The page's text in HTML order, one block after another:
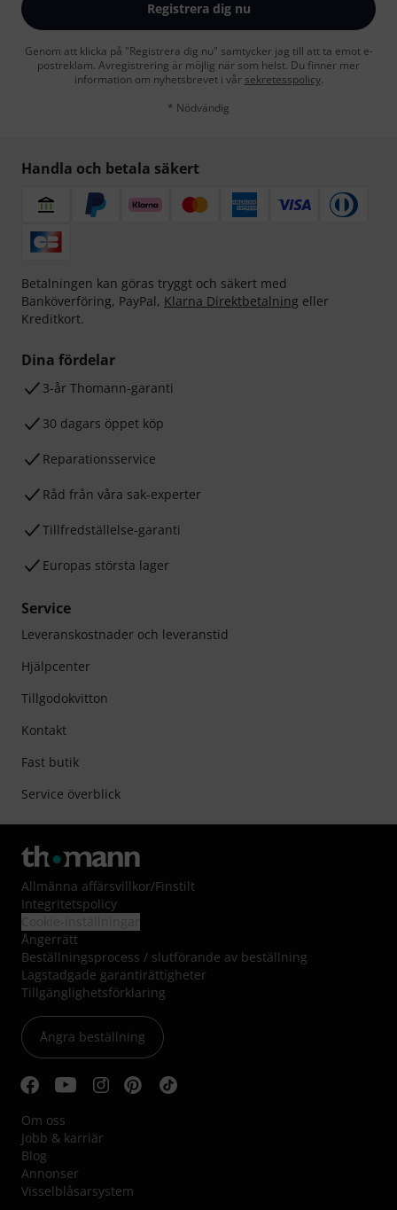
Registrera dig nu
Genom att klicka på "Registrera dig nu" samtycker jag till att ta emot e-
postreklam. Avregistrering är möjlig när som helst. Du finner mer
information om nyhetsbrevet i vår sekretesspolicy.
* Nödvändig
Handla och betala säkert
Betalningen kan göras tryggt och säkert med
Banköverföring, PayPal, Klarna Direktbetalning eller
Kreditkort.
Dina fördelar
3-år Thomann-garanti
30 dagars öppet köp
Reparationsservice
Råd från våra sak-experter
Tillfredställelse-garanti
Europas största lager
Service
Leveranskostnader och leveranstid
Hjälpcenter
Tillgodokvitton
Kontakt
Fast butik
Service överblick
Allmänna affärsvillkor/Finstilt
Integritetspolicy
Ångerrätt
Beställningsprocess / slutförande av beställning
Lagstadgade garantirättigheter
Tillgänglighetsförklaring
Ångra beställning
Om oss
Jobb & karriär
Blog
Annonser
Visselblåsarsystem